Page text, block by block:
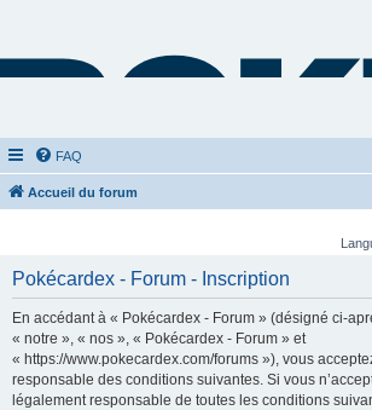
FAQ
Accueil du forum
Pokécardex - Forum - Inscription
En accédant à « Pokécardex - Forum » (désigné ci-
« notre », « nos », « Pokécardex - Forum » et
« https://www.pokecardex.com/forums »), vous
responsable des conditions suivantes. Si vous
légalement responsable de toutes les conditions